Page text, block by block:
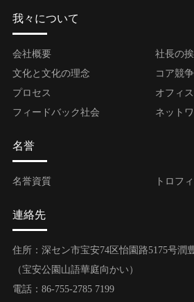
我々について
会社概要
社長の
文化と文化の理念
コア競
プロセス
オフィ
フィードバック社会
ネット
名誉
名誉資質 トロフ
連絡先
住所：深セン市宝安74区怡園路5175号潤
（宝安公園山語華庭向かい）
電話：86-755-2785 7199